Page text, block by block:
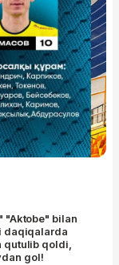
"Aktobe" bilan
daqiqalarda
qutulib qoldi,
gol!